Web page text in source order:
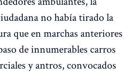
no había tirado la
que en marchas anteriores
de innumerables carros
y antros, convocados